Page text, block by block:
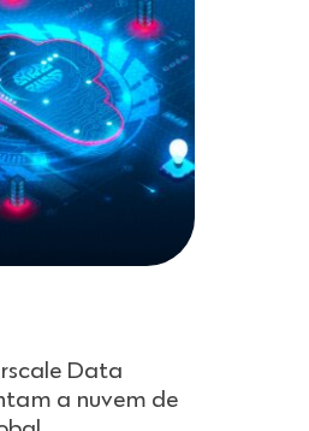
Data
a nuvem de